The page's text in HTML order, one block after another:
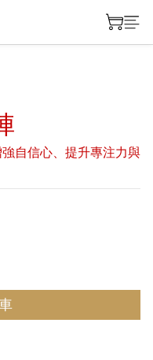
自信心、提升專注力與